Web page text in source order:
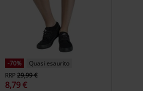
-70%
Quasi esaurito
RRP29,99 €
8,79 €